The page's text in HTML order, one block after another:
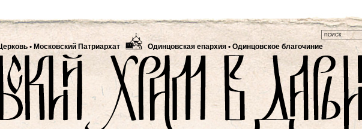
•Московский Патриархат Одинцовская епархия • Одинцовское благочиние